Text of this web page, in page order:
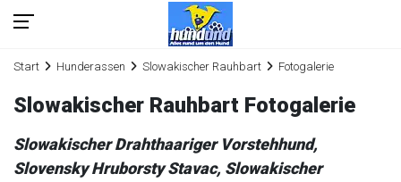
Start Hunderassen Slowakischer Rauhbart Fotogalerie
Slowakischer Rauhbart Fotogalerie
Slowakischer Drahthaariger Vorstehhund,
Slovensky Hruborsty Stavac, Slowakischer